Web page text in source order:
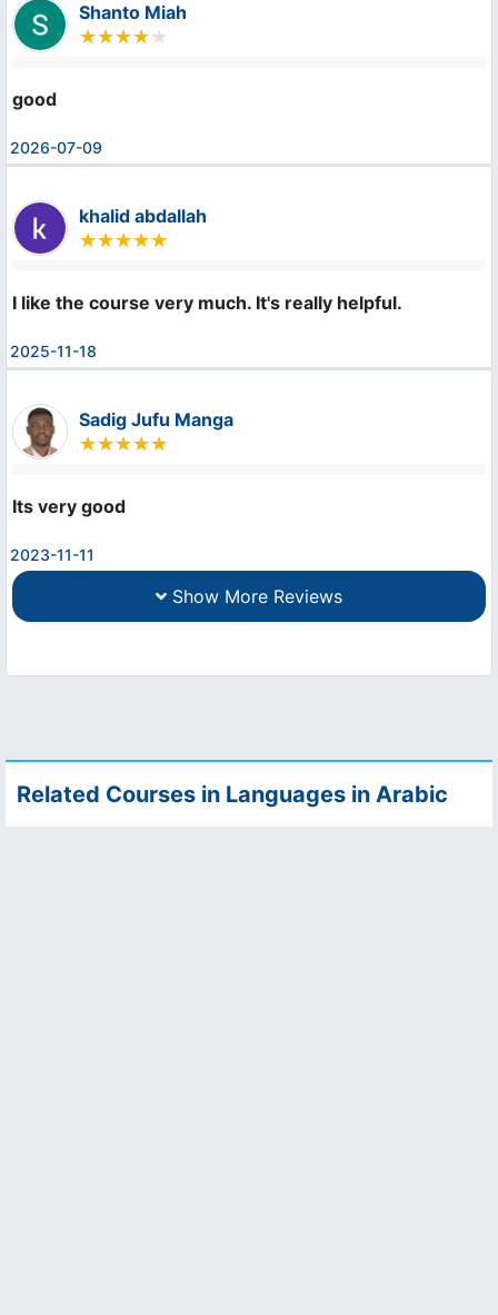
Shanto Miah
good
2026-07-09
khalid abdallah
I like the course very much. It's really helpful.
2025-11-18
Sadig Jufu Manga
Its very good
2023-11-11
Show More Reviews
Related Courses in Languages in Arabic